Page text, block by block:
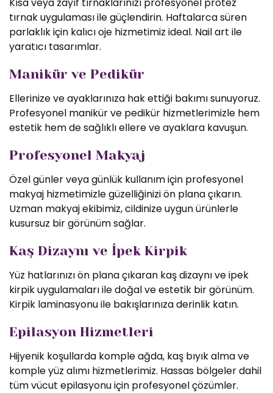
tırnak uygulaması ile güçlendirin. Haftalarca süren
parlaklık için kalıcı oje hizmetimiz ideal. Nail art ile
yaratıcı tasarımlar.
Manikür ve Pedikür
Ellerinize ve ayaklarınıza hak ettiği bakımı sunuyoruz.
Profesyonel manikür ve pedikür hizmetlerimizle hem
estetik hem de sağlıklı ellere ve ayaklara kavuşun.
Profesyonel Makyaj
Özel günler veya günlük kullanım için profesyonel
makyaj hizmetimizle güzelliğinizi ön plana çıkarın.
Uzman makyaj ekibimiz, cildinize uygun ürünlerle
kusursuz bir görünüm sağlar.
Kaş Dizaynı ve İpek Kirpik
Yüz hatlarınızı ön plana çıkaran kaş dizaynı ve ipek
kirpik uygulamaları ile doğal ve estetik bir görünüm.
Kirpik laminasyonu ile bakışlarınıza derinlik katın.
Epilasyon Hizmetleri
Hijyenik koşullarda komple ağda, kaş bıyık alma ve
komple yüz alımı hizmetlerimiz. Hassas bölgeler dahil
tüm vücut epilasyonu için profesyonel çözümler.